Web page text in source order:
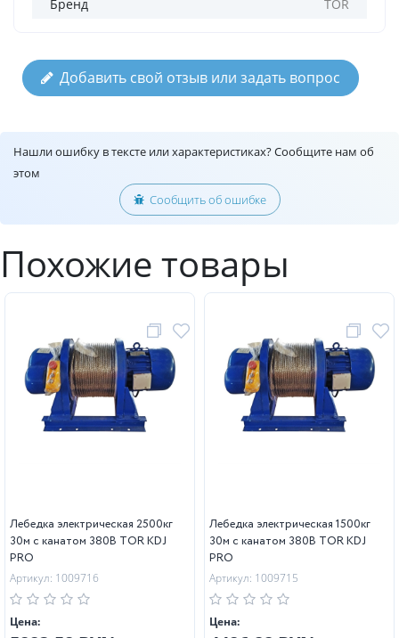
Бренд TOR
Добавить свой отзыв или задать вопрос
Нашли ошибку в тексте или характеристиках? Сообщите нам об
этом
Сообщить об ошибке
Похожие товары
Лебедка электрическая 2500кг
30м с канатом 380В TOR KDJ
PRO
Артикул: 1009716
Цена:
Лебедка электрическая 1500кг
30м с канатом 380В TOR KDJ
PRO
Артикул: 1009715
Цена: